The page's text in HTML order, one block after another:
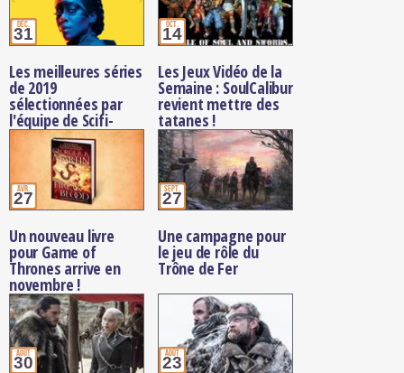
déc.
31
Les meilleures séries
de 2019
sélectionnées par
l'équipe de Scifi-
Universe
oct.
14
Les Jeux Vidéo de la
Semaine : SoulCalibur
revient mettre des
tatanes !
avr.
27
Un nouveau livre
pour Game of
Thrones arrive en
novembre !
sept.
27
Une campagne pour
le jeu de rôle du
Trône de Fer
août
30 août
23